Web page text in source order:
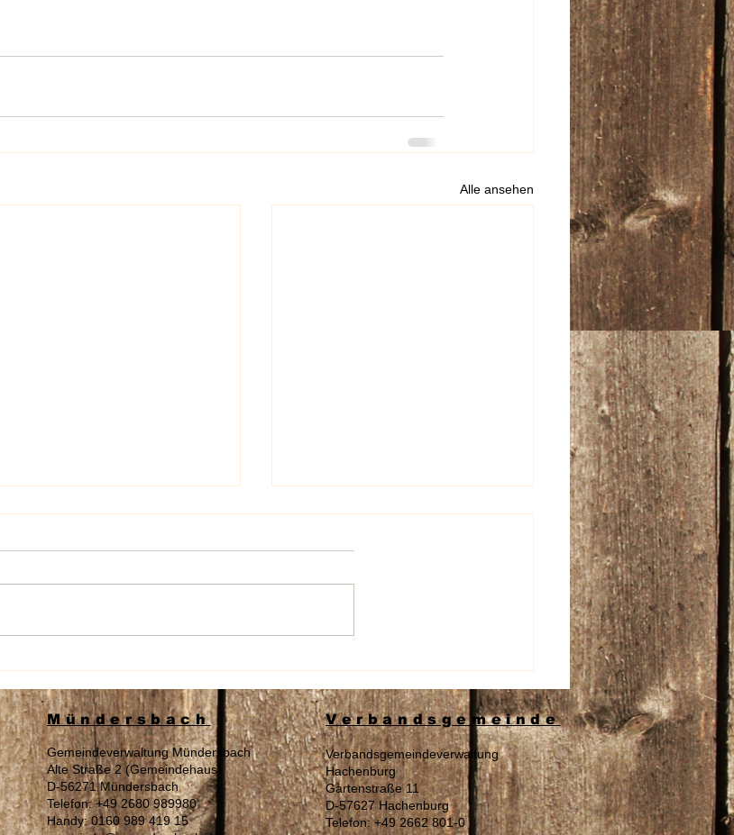
Alle ansehen
Westerwaldkreises
Tagespflege
Mündersbach
Gemeindeverwaltung Mündersbach
Alte Straße 2 (Gemeindehaus)
D-56271 Mündersbach
Telefon: +49 2680 989980
Handy: 0160 989 419 15
Verbandsgemeinde
Verbandsgemeindeverwaltung
Hachenburg
Gartenstraße 11
D-57627 Hachenburg
Telefon: +49 2662 801-0